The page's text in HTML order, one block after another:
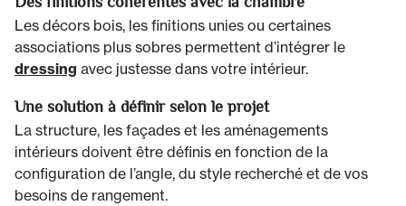
Les décors bois, les finitions unies ou certaines
associations plus sobres permettent d’intégrer le
dressing avec justesse dans votre intérieur.
Une solution à définir selon le projet
La structure, les façades et les aménagements
intérieurs doivent être définis en fonction de la
configuration de l’angle, du style recherché et de vos
besoins de rangement.